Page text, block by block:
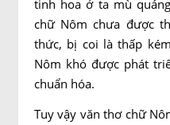
tinh hoa ở ta mù
chữ Nôm chưa được
thức, bị coi là thấp
Nôm khó được phát
chuẩn hóa.
Tuy vậy văn thơ chữ